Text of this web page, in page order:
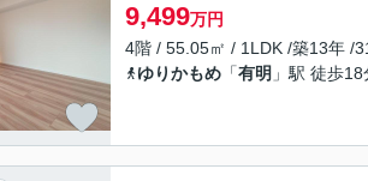
9,499万円
4階 / 55.05㎡ / 1LDK /築13年 /
ゆりかもめ 「有明 」駅 徒歩18